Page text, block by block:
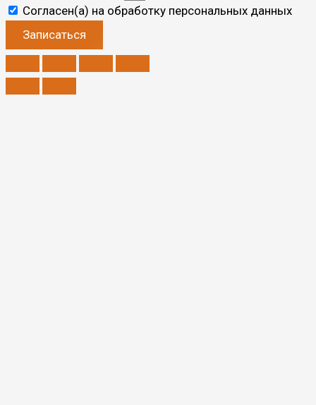
Согласен(а) на обработку персональных данных
Записаться